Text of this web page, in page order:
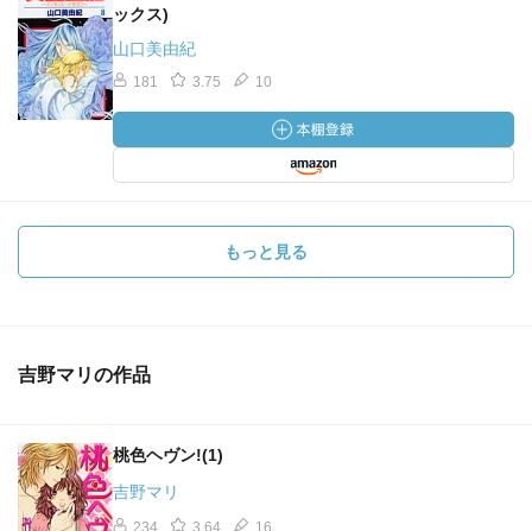
ックス)
山口美由紀
181 3.75 10
もっと見る
吉野マリの作品
桃色ヘヴン!(1)
吉野マリ
234 3.64 16